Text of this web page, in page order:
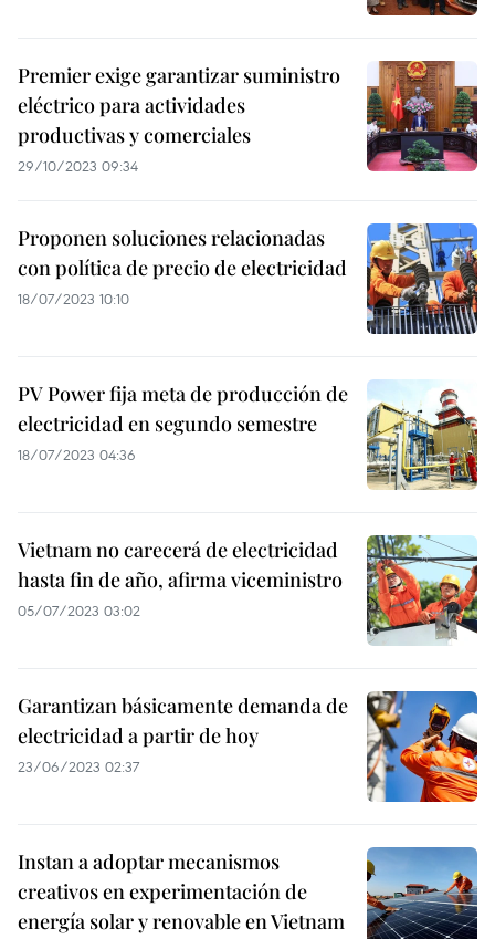
Premier exige garantizar suministro
eléctrico para actividades
productivas y comerciales
29/10/2023 09:34
Proponen soluciones relacionadas
con política de precio de electricidad
18/07/2023 10:10
PV Power fija meta de producción de
electricidad en segundo semestre
18/07/2023 04:36
Vietnam no carecerá de electricidad
hasta fin de año, afirma viceministro
05/07/2023 03:02
Garantizan básicamente demanda de
electricidad a partir de hoy
23/06/2023 02:37
Instan a adoptar mecanismos
creativos en experimentación de
energía solar y renovable en Vietnam